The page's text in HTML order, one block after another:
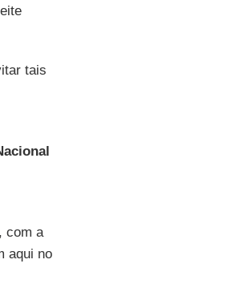
tais
com a
aqui no